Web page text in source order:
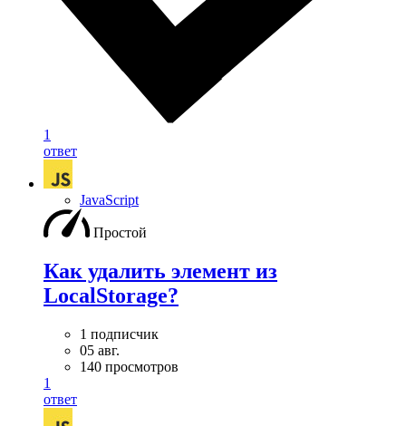
1
ответ
JavaScript
Простой
Как удалить элемент из
LocalStorage?
1 подписчик
05 авг.
140 просмотров
1
ответ